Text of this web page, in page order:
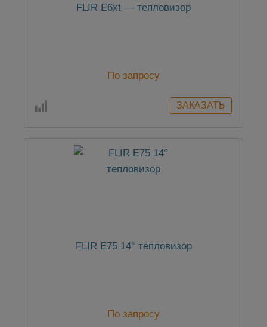
FLIR E6xt — тепловизор
По запросу
FLIR E75 14° тепловизор
По запросу